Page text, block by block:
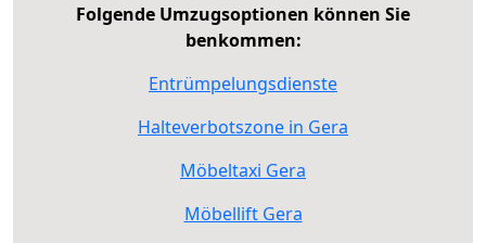
Folgende Umzugsoptionen können Sie
benkommen:
Entrümpelungsdienste
Halteverbotszone in Gera
Möbeltaxi Gera
Möbellift Gera